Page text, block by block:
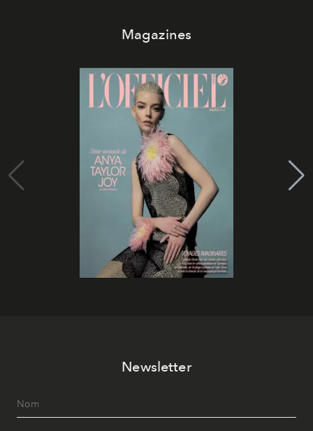
Magazines
Newsletter